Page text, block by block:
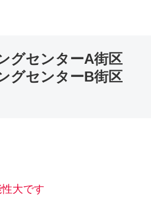
グセンターA街区
グセンターB街区
大です